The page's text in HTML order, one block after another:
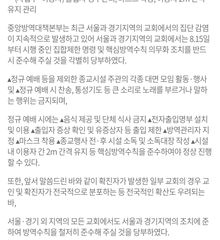
유지 관리
중앙방역대책본부는 최근 서울과 경기지역의 교회에서의 집단 감염
이 지속적으로 발생하고 있어 서울과 경기지역의 교회에서는 8.15일
부터 시행 중인 집합제한 명령 및 핵심방역수칙 의무화 조치를 반드
시 준수해 주실 것을 각별히 당부하였다.
▴정규 예배 등을 제외한 종교시설 주관의 각종 대면 모임 활동·행사
및 ▴정규 예배 시 찬송, 통성기도 등 큰 소리로 노래를 부르거나 말하
는 행위는 금지되며,
정규 예배 시에는 ▴음식 제공 및 단체 식사 금지 ▴전자출입명부 설치
및 이용 ▴출입자 증상 확인 및 유증상자 등 출입 제한 ▴방역관리자 지
정 ▴마스크 착용 ▴종교행사 전·후 시설 소독 및 소독대장 작성 ▴시설
내 이용자 간 2m 간격 유지 등 핵심방역수칙을 준수하여야 정상 진행
할 수 있다.
또한, 앞서 말씀드린 바와 같이 확진자가 발생한 일부 교회의 경우 교
인 및 확진자가 전국적으로 분포하는 등 전국적인 확산도 우려되는
바,
서울·경기 외 지역의 모든 교회에서도 서울과 경기지역의 조치에 준
하여 방역수칙을 철저히 준수해 주실 것을 당부하였다.